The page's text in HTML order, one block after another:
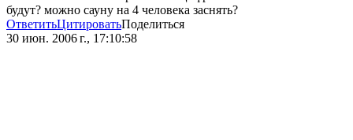
будут? можно сауну на 4 человека заснять?
ОтветитьЦитироватьПоделиться
30 июн. 2006 г., 17:10:58